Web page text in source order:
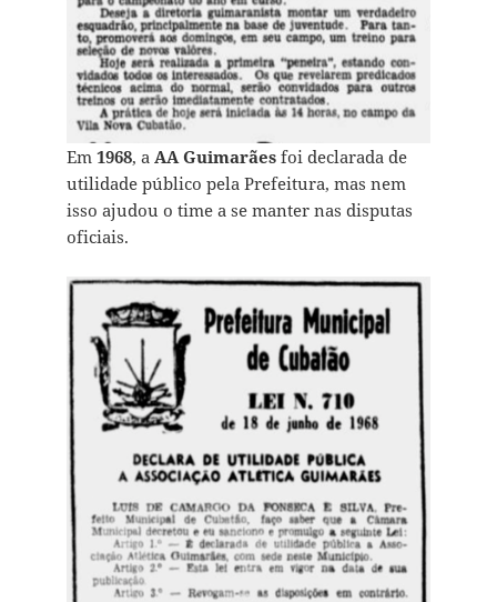
Em 1968, a AA Guimarãesfoi declarada de
utilidade público pela Prefeitura, mas nem
isso ajudou o time a se manter nas disputas
oficiais.